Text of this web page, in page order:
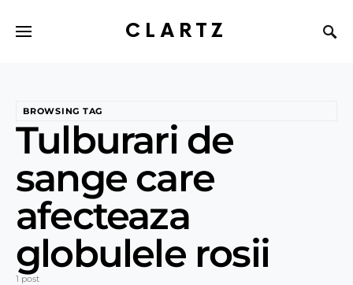
CLARTZ
BROWSING TAG
Tulburari de
sange care
afecteaza
globulele rosii
1 post